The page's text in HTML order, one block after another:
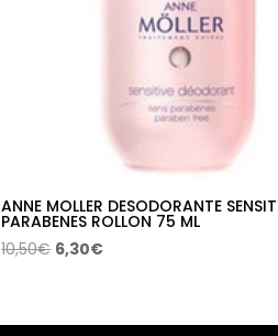
ANNE MOLLER DESODORANTE
PARABENES ROLLON 75 ML
10,50€ El
era:
6,30€El
es: